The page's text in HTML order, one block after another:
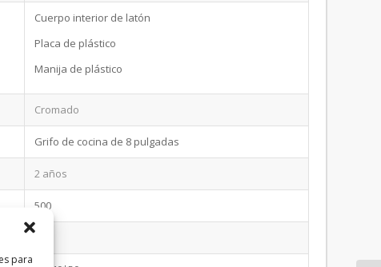
para
Cuerpo interior de latón
Placa de plástico
Manija de plástico
Cromado
Grifo de cocina de 8 pulgadas
2 años
500
12